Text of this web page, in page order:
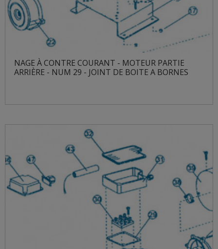
NAGE À CONTRE COURANT - MOTEUR PARTIE
ARRIÈRE - NUM 29 - JOINT DE BOITE A BORNES